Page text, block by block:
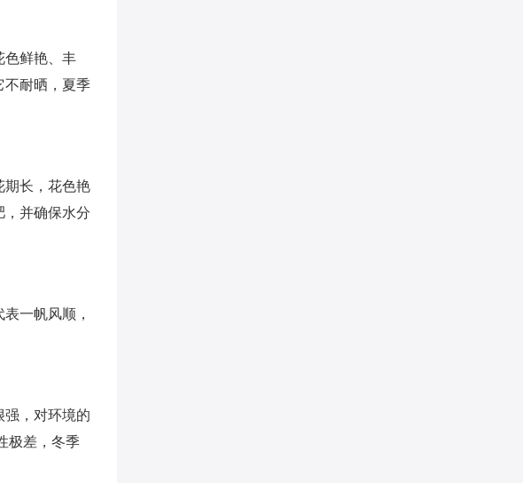
色鲜艳、丰
不耐晒，夏季
期长，花色艳
，并确保水分
一帆风顺，
强，对环境的
极差，冬季